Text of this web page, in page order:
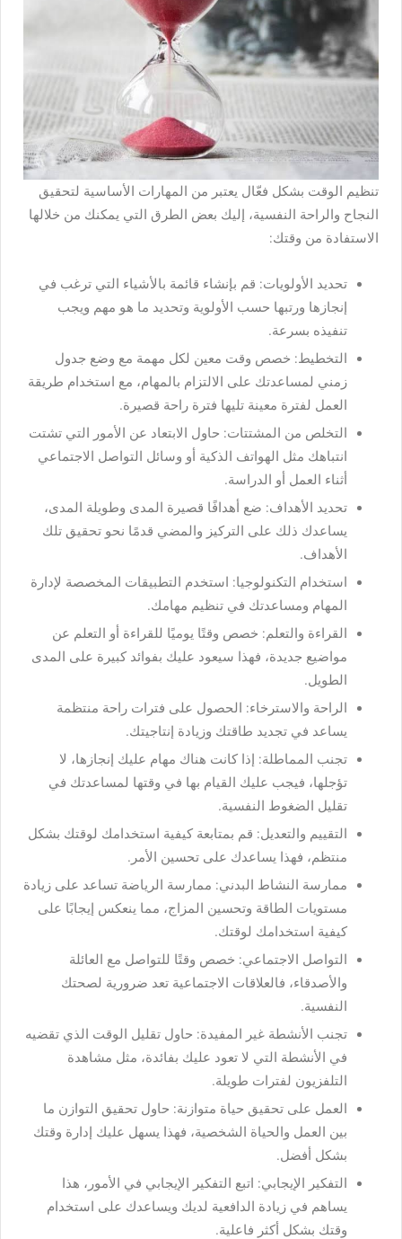
تنظيم الوقت بشكل فعّال يعتبر من المهارات الأساسية لتحقيق
النجاح والراحة النفسية، إليك بعض الطرق التي يمكنك من خلالها
الاستفادة من وقتك:
تحديد الأولويات: قم بإنشاء قائمة بالأشياء التي ترغب في
إنجازها ورتبها حسب الأولوية وتحديد ما هو مهم ويجب
تنفيذه بسرعة.
التخطيط: خصص وقت معين لكل مهمة مع وضع جدول
زمني لمساعدتك على الالتزام بالمهام، مع استخدام طريقة
العمل لفترة معينة تليها فترة راحة قصيرة.
التخلص من المشتتات: حاول الابتعاد عن الأمور التي تشتت
انتباهك مثل الهواتف الذكية أو وسائل التواصل الاجتماعي
أثناء العمل أو الدراسة.
تحديد الأهداف: ضع أهدافًا قصيرة المدى وطويلة المدى،
يساعدك ذلك على التركيز والمضي قدمًا نحو تحقيق تلك
الأهداف.
استخدام التكنولوجيا: استخدم التطبيقات المخصصة لإدارة
المهام ومساعدتك في تنظيم مهامك.
القراءة والتعلم: خصص وقتًا يوميًا للقراءة أو التعلم عن
مواضيع جديدة، فهذا سيعود عليك بفوائد كبيرة على المدى
الطويل.
الراحة والاسترخاء: الحصول على فترات راحة منتظمة
يساعد في تجديد طاقتك وزيادة إنتاجيتك.
تجنب المماطلة: إذا كانت هناك مهام عليك إنجازها، لا
تؤجلها، فيجب عليك القيام بها في وقتها لمساعدتك في
تقليل الضغوط النفسية.
التقييم والتعديل: قم بمتابعة كيفية استخدامك لوقتك بشكل
منتظم، فهذا يساعدك على تحسين الأمر.
ممارسة النشاط البدني: ممارسة الرياضة تساعد على زيادة
مستويات الطاقة وتحسين المزاج، مما ينعكس إيجابًا على
كيفية استخدامك لوقتك.
‏التواصل الاجتماعي: خصص وقتًا للتواصل مع العائلة
والأصدقاء، فالعلاقات الاجتماعية تعد ضرورية لصحتك
النفسية.
تجنب الأنشطة غير المفيدة: حاول تقليل الوقت الذي تقضيه
في الأنشطة التي لا تعود عليك بفائدة، مثل مشاهدة
التلفزيون لفترات طويلة.
العمل على تحقيق حياة متوازنة: حاول تحقيق التوازن ما
بين العمل والحياة الشخصية، فهذا يسهل عليك إدارة وقتك
بشكل أفضل.
التفكير الإيجابي: اتبع التفكير الإيجابي في الأمور، هذا
يساهم في زيادة الدافعية لديك ويساعدك على استخدام
وقتك بشكل أكثر فاعلية.